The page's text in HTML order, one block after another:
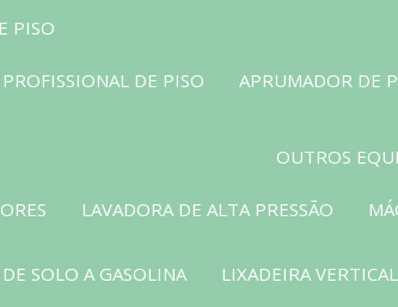
PISO
DE PISO APRUMADOR DE
OUTROS
LAVADORA DE ALTA PRESSÃO
SOLO A GASOLINA LIXADEIRA